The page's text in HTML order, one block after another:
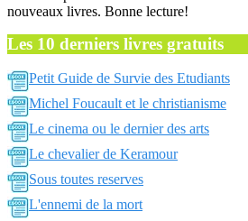
nouveaux livres. Bonne lecture!
Les 10 derniers livres gratuits
Petit Guide de Survie des Etudiants
Michel Foucault et le christianisme
Le cinema ou le dernier des arts
Le chevalier de Keramour
Sous toutes reserves
L'ennemi de la mort